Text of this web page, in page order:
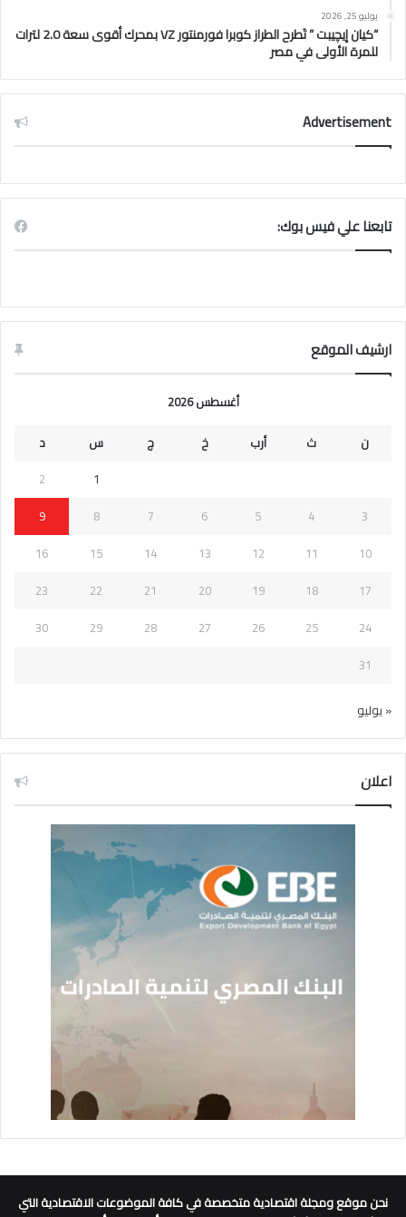
يوليو 25, 2026
“كيان إيچيبت ” تَطرح الطراز كوبرا فورمنتور VZ بمحرك أقوى سعة 2.0 لترات
للمرة الأولى في مصر
Advertisement
تابعنا علي فيس بوك:
ارشيف الموقع
أغسطس 2026
ن
ث أرب خ ج س
د
1
2
3
4
5
6
7
8
9
10
11
12
13
14
15
16
17
18
19
20
21
22
23
24
25
26
27
28
29
30
31
« يوليو
اعلان
نحن موقع ومجلة اقتصادية متخصصة في كافة الموضوعات الاقتصادية التي